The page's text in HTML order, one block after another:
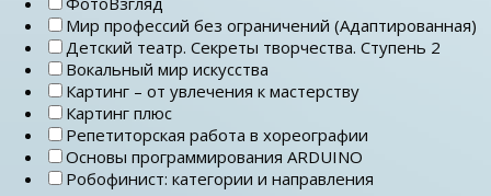
Мир профессий без ограничений (Адаптированная)
Детский театр. Секреты творчества. Ступень 2
Вокальный мир искусства
Картинг – от увлечения к мастерству
Картинг плюс
Репетиторская работа в хореографии
Основы программирования ARDUINO
Робофинист: категории и направления